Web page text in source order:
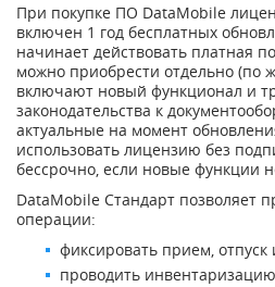
При покупке ПО DataMobile
включен 1 год бесплатных
начинает действовать платная
можно приобрести отдельно
включают новый функционал и
законодательства к
актуальные на момент
использовать лицензию без
бессрочно, если новые функции
DataMobile Стандарт позволяет
операции:
фиксировать прием,
проводить